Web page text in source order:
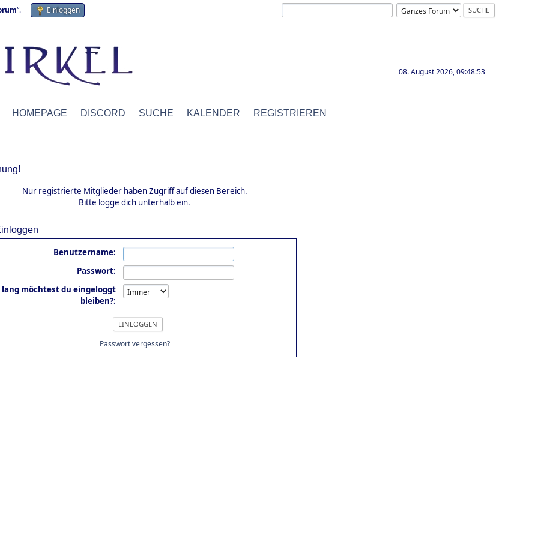
“. Einloggen
08. August 2026, 09:48:53
HOMEPAGE DISCORD SUCHE KALENDER REGISTRIEREN
Nur registrierte Mitglieder haben Zugriff auf diesen Bereich.
Bitte logge dich unterhalb ein.
Benutzername:
Passwort:
lang möchtest du eingeloggt
bleiben?:
Passwort vergessen?